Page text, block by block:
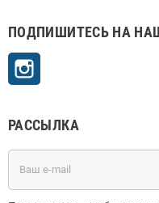
ПОДПИШИТЕСЬ НА
РАССЫЛКА